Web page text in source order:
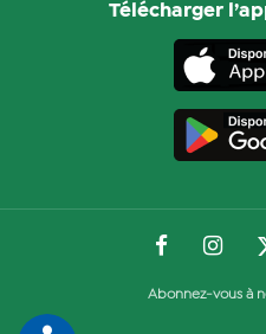
Télécharger
Abonnez-vous à